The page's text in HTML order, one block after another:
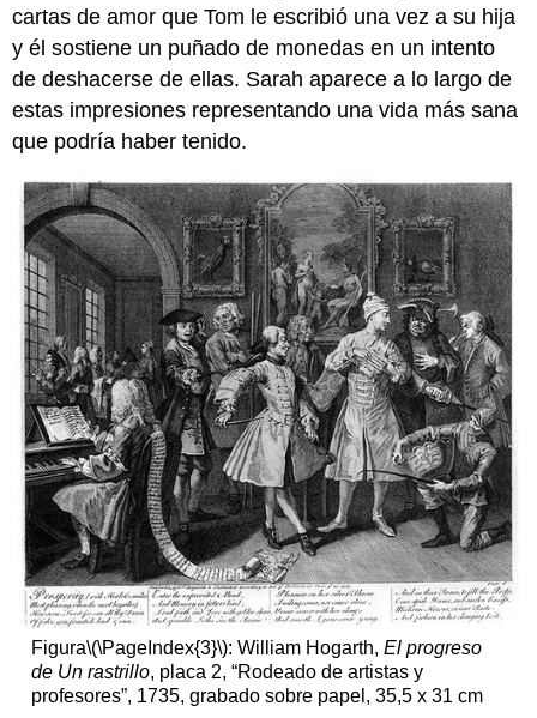
cartas de amor que Tom le escribió una vez a su hija
y él sostiene un puñado de monedas en un intento
de deshacerse de ellas. Sarah aparece a lo largo de
estas impresiones representando una vida más sana
que podría haber tenido.
Figura\(\PageIndex{3}\): William Hogarth, El progreso
de Un rastrillo, placa 2, “Rodeado de artistas y
profesores”, 1735, grabado sobre papel, 35,5 x 31 cm